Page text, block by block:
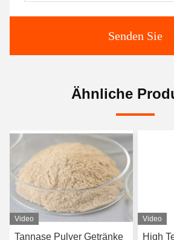
Senden Sie
Ähnliche
Video
Tannase Pulver Getränke
Video
High